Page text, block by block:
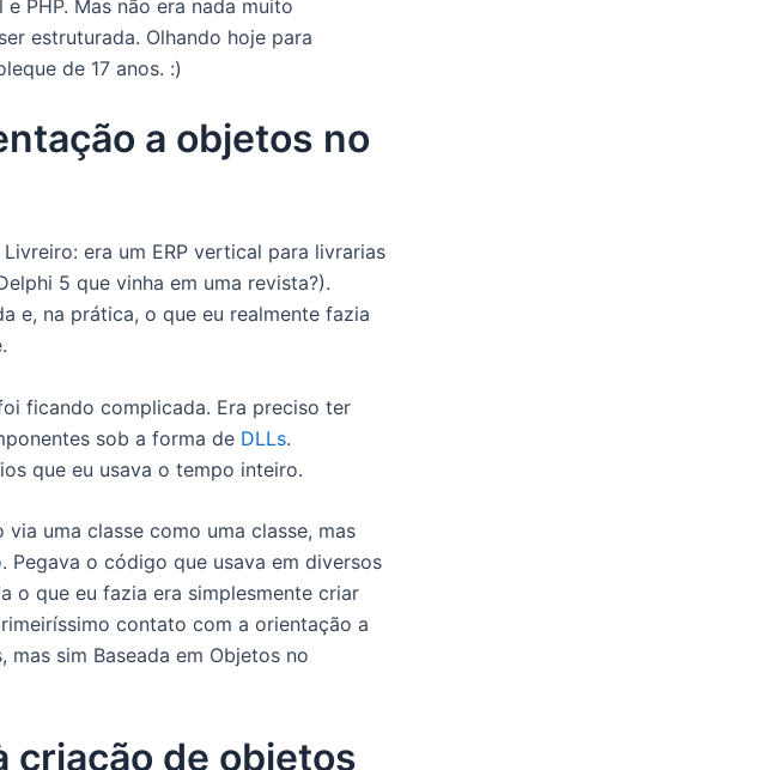
PHP. Mas não era nada muito
estruturada. Olhando hoje para
de 17 anos. :)
a objetos no
era um ERP vertical para livrarias
5 que vinha em uma revista?).
e, na prática, o que eu realmente fazia
ficando complicada. Era preciso ter
sob a forma de DLLs.
que eu usava o tempo inteiro.
uma classe como uma classe, mas
o código que usava em diversos
o que eu fazia era simplesmente criar
contato com a orientação a
sim Baseada em Objetos no
criação de objetos